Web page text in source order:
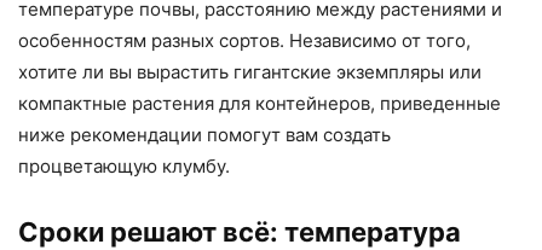
температуре почвы, расстоянию между растениями и
особенностям разных сортов. Независимо от того,
хотите ли вы вырастить гигантские экземпляры или
компактные растения для контейнеров, приведенные
ниже рекомендации помогут вам создать
процветающую клумбу.
Сроки решают всё: температура